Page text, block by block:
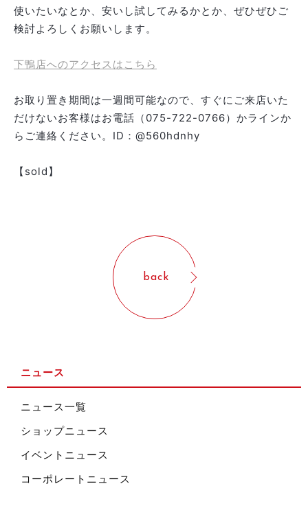
使いたいなとか、安いし試してみるかとか、ぜひぜひご
検討よろしくお願いします。
下鴨店へのアクセスはこちら
お取り置き期間は一週間可能なので、すぐにご来店いた
だけないお客様はお電話（075-722-0766）かラインか
らご連絡ください。ID：@560hdnhy
【sold】
back
ニュース
ニュース一覧
ショップニュース
イベントニュース
コーポレートニュース